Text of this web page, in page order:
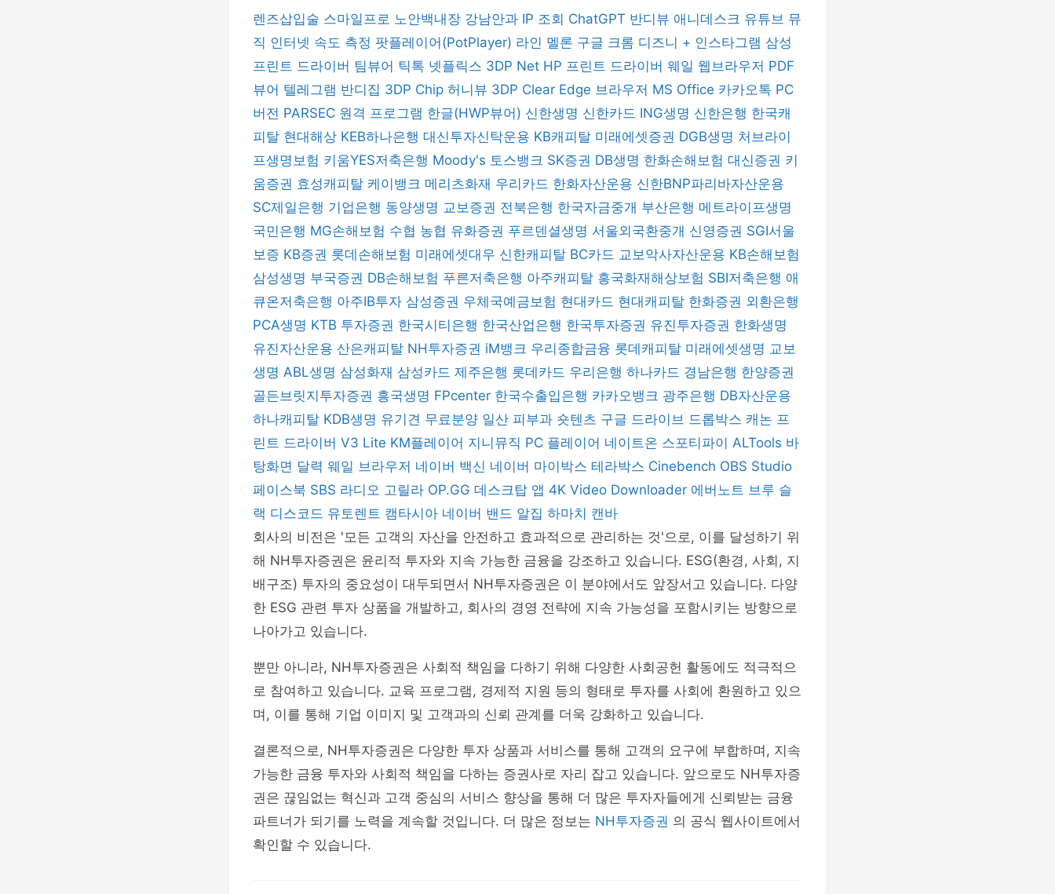
렌즈삽입술 스마일프로 노안백내장 강남안과 IP 조회 ChatGPT 반디뷰 애니데스크 유튜브 뮤
직 인터넷 속도 측정 팟플레이어(PotPlayer) 라인 멜론 구글 크롬 디즈니 + 인스타그램 삼성
프린트 드라이버 팀뷰어 틱톡 넷플릭스 3DP Net HP 프린트 드라이버 웨일 웹브라우저 PDF
뷰어 텔레그램 반디집 3DP Chip 허니뷰 3DP Clear Edge 브라우저 MS Office 카카오톡 PC
버전 PARSEC 원격 프로그램 한글(HWP뷰어) 신한생명 신한카드 ING생명 신한은행 한국캐
피탈 현대해상 KEB하나은행 대신투자신탁운용 KB캐피탈 미래에셋증권 DGB생명 처브라이
프생명보험 키움YES저축은행 Moody's 토스뱅크 SK증권 DB생명 한화손해보험 대신증권 키
움증권 효성캐피탈 케이뱅크 메리츠화재 우리카드 한화자산운용 신한BNP파리바자산운용
SC제일은행 기업은행 동양생명 교보증권 전북은행 한국자금중개 부산은행 메트라이프생명
국민은행 MG손해보험 수협 농협 유화증권 푸르덴셜생명 서울외국환중개 신영증권 SGI서울
보증 KB증권 롯데손해보험 미래에셋대우 신한캐피탈 BC카드 교보악사자산운용 KB손해보험
삼성생명 부국증권 DB손해보험 푸른저축은행 아주캐피탈 흥국화재해상보험 SBI저축은행 애
큐온저축은행 아주IB투자 삼성증권 우체국예금보험 현대카드 현대캐피탈 한화증권 외환은행
PCA생명 KTB 투자증권 한국시티은행 한국산업은행 한국투자증권 유진투자증권 한화생명
유진자산운용 산은캐피탈 NH투자증권 iM뱅크 우리종합금융 롯데캐피탈 미래에셋생명 교보
생명 ABL생명 삼성화재 삼성카드 제주은행 롯데카드 우리은행 하나카드 경남은행 한양증권
골든브릿지투자증권 흥국생명 FPcenter 한국수출입은행 카카오뱅크 광주은행 DB자산운용
하나캐피탈 KDB생명 유기견 무료분양 일산 피부과 숏텐츠 구글 드라이브 드롭박스 캐논 프
린트 드라이버 V3 Lite KM플레이어 지니뮤직 PC 플레이어 네이트온 스포티파이 ALTools 바
탕화면 달력 웨일 브라우저 네이버 백신 네이버 마이박스 테라박스 Cinebench OBS Studio
페이스북 SBS 라디오 고릴라 OP.GG 데스크탑 앱 4K Video Downloader 에버노트 브루 슬
랙 디스코드 유토렌트 캠타시아 네이버 밴드 알집 하마치 캔바
회사의 비전은 '모든 고객의 자산을 안전하고 효과적으로 관리하는 것'으로, 이를 달성하기 위
해 NH투자증권은 윤리적 투자와 지속 가능한 금융을 강조하고 있습니다. ESG(환경, 사회, 지
배구조) 투자의 중요성이 대두되면서 NH투자증권은 이 분야에서도 앞장서고 있습니다. 다양
한 ESG 관련 투자 상품을 개발하고, 회사의 경영 전략에 지속 가능성을 포함시키는 방향으로
나아가고 있습니다.
뿐만 아니라, NH투자증권은 사회적 책임을 다하기 위해 다양한 사회공헌 활동에도 적극적으
로 참여하고 있습니다. 교육 프로그램, 경제적 지원 등의 형태로 투자를 사회에 환원하고 있으
며, 이를 통해 기업 이미지 및 고객과의 신뢰 관계를 더욱 강화하고 있습니다.
결론적으로, NH투자증권은 다양한 투자 상품과 서비스를 통해 고객의 요구에 부합하며, 지속
가능한 금융 투자와 사회적 책임을 다하는 증권사로 자리 잡고 있습니다. 앞으로도 NH투자증
권은 끊임없는 혁신과 고객 중심의 서비스 향상을 통해 더 많은 투자자들에게 신뢰받는 금융
파트너가 되기를 노력을 계속할 것입니다. 더 많은 정보는 NH투자증권 의 공식 웹사이트에서
확인할 수 있습니다.